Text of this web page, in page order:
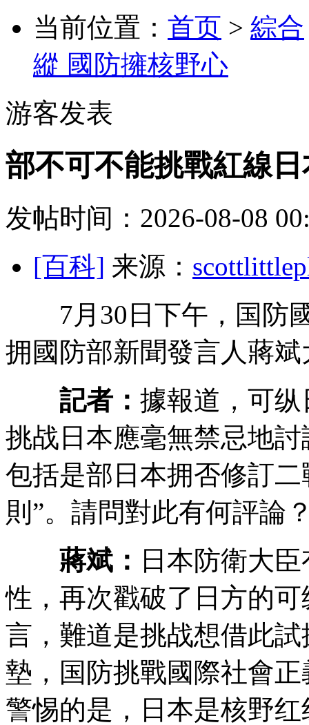
当前位置： 首页 > 綜合
縱 國防擁核野心
游客发表
部不可不能挑戰紅線
发帖时间：2026-08-08
[百科] 来源：
7月30日下午，国防國
拥國防部新聞發言人蔣
記者： 據報道，可
挑战日本應毫無禁忌地
包括是部日本拥否修訂
則”。請問對此有何評論
蔣斌： 日本防衛大
性，再次戳破了日方的
言，難道是挑战想借此
墊，国防挑戰國際社會
警惕的是，日本是核野